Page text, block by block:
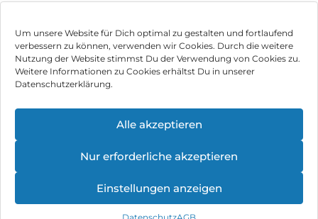
Um unsere Website für Dich optimal zu gestalten und fortlaufend
verbessern zu können, verwenden wir Cookies. Durch die weitere
Nutzung der Website stimmst Du der Verwendung von Cookies zu.
Weitere Informationen zu Cookies erhältst Du in unserer
Datenschutzerklärung.
Alle akzeptieren
Nur erforderliche akzeptieren
Einstellungen anzeigen
Impressum
Hinweis zur Batterieentsorgung
Newsletter